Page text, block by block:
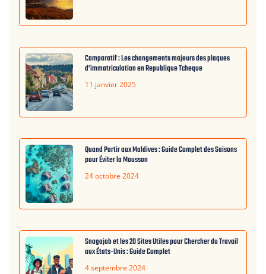
Comparatif : Les changements majeurs des plaques
d’immatriculation en Republique Tcheque
11 janvier 2025
Quand Partir aux Maldives : Guide Complet des Saisons
pour Éviter la Mousson
24 octobre 2024
Snagajob et les 20 Sites Utiles pour Chercher du Travail
aux États-Unis : Guide Complet
4 septembre 2024